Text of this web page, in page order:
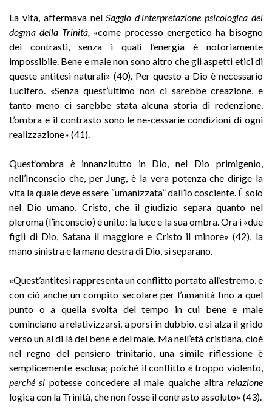
La vita, affermava nelSaggio d’interpretazione psicologica del
dogma della Trinità, «come processo energetico ha bisogno
dei contrasti, senza i quali l’energia è notoriamente
impossibile. Bene e male non sono altro che gli aspetti etici di
queste antitesi naturali» (40). Per questo a Dio è necessario
Lucifero. «Senza quest’ultimo non ci sarebbe creazione, e
tanto meno ci sarebbe stata alcuna storia di redenzione.
L’ombra e il contrasto sono le ne-cessarie condizioni di ogni
realizzazione» (41).
Quest’ombra è innanzitutto in Dio, nel Dio primigenio,
nell’Inconscio che, per Jung, è la vera potenza che dirige la
vita la quale deve essere “umanizzata” dall’io cosciente. È solo
nel Dio umano, Cristo, che il giudizio separa quanto nel
pleroma (l’inconscio) è unito: la luce e la sua ombra. Ora i «due
figli di Dio, Satana il maggiore e Cristo il minore» (42), la
mano sinistra e la mano destra di Dio, si separano.
«Quest’antitesi rappresenta un conflitto portato all’estremo, e
con ciò anche un compito secolare per l’umanità fino a quel
punto o a quella svolta del tempo in cui bene e male
cominciano a relativizzarsi, a porsi in dubbio, e si alza il grido
verso un al di là del bene e del male. Ma nell’età cristiana, cioè
nel regno del pensiero trinitario, una simile riflessione è
semplicemente esclusa; poiché il conflitto ètroppo violento,
perché si potesse concedere al male qualche altra relazione
logica con la Trinità, che non fosse il contrasto assoluto» (43).